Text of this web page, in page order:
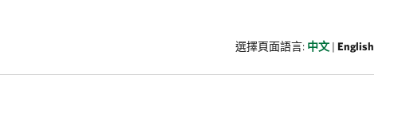
選擇頁面語言: 中文 | English